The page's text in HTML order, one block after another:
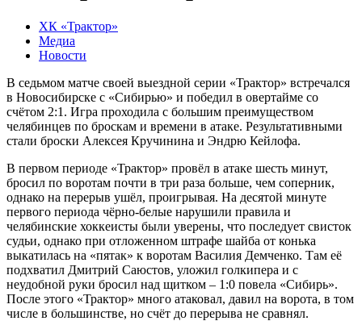
ХК «Трактор»
Медиа
Новости
В седьмом матче своей выездной серии «Трактор» встречался
в Новосибирске с «Сибирью» и победил в овертайме со
счётом 2:1. Игра проходила с большим преимуществом
челябинцев по броскам и времени в атаке. Результативными
стали броски Алексея Кручинина и Эндрю Кейлофа.
В первом периоде «Трактор» провёл в атаке шесть минут,
бросил по воротам почти в три раза больше, чем соперник,
однако на перерыв ушёл, проигрывая. На десятой минуте
первого периода чёрно-белые нарушили правила и
челябинские хоккеисты были уверены, что последует свисток
судьи, однако при отложенном штрафе шайба от конька
выкатилась на «пятак» к воротам Василия Демченко. Там её
подхватил Дмитрий Саюстов, уложил голкипера и с
неудобной руки бросил над щитком – 1:0 повела «Сибирь».
После этого «Трактор» много атаковал, давил на ворота, в том
числе в большинстве, но счёт до перерыва не сравнял.